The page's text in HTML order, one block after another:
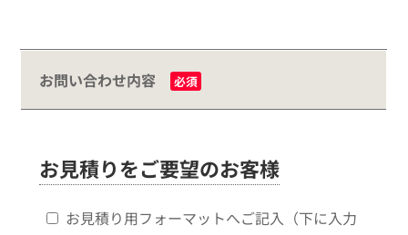
お問い合わせ内容 必須
お見積りをご要望のお客様
お見積り用フォーマットへご記入（下に入力